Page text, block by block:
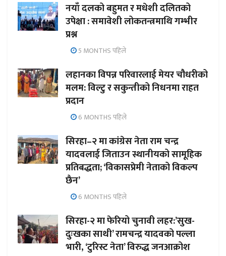
नयाँ दलको बहुमत र मधेशी दलितको
उपेक्षा : समावेशी लोकतन्त्रमाथि गम्भीर
प्रश्न
5 MONTHS पहिले
लहानका विपन्न परिवारलाई मेयर चौधरीको
मलम: विल्टु र सकुन्तीको निधनमा राहत
प्रदान
6 MONTHS पहिले
सिरहा–२ मा कांग्रेस नेता राम चन्द्र
यादवलाई जिताउन स्थानीयको सामूहिक
प्रतिबद्धता; ‘विकासप्रेमी नेताको विकल्प
छैन’
6 MONTHS पहिले
सिरहा-२ मा फेरियो चुनावी लहर:’सुख-
दुःखका साथी’ रामचन्द्र यादवको पल्ला
भारी, ‘टुरिस्ट नेता’ विरुद्ध जनआक्रोश